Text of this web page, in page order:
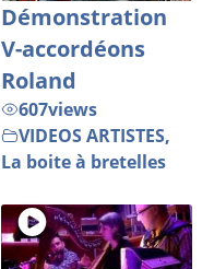
Démonstration
V-accordéons
Roland
607views
VIDEOS ARTISTES,
La boite à bretelles